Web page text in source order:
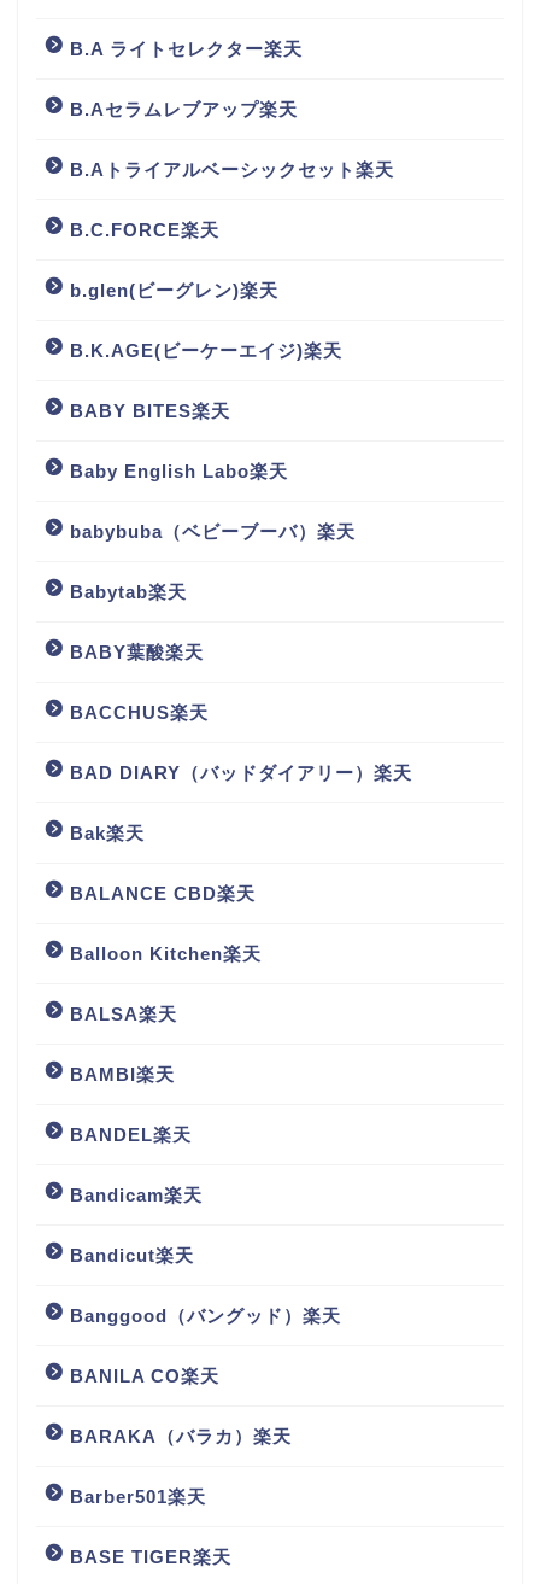
B.A ライトセレクター楽天
B.Aセラムレブアップ楽天
B.Aトライアルベーシックセット楽天
B.C.FORCE楽天
b.glen(ビーグレン)楽天
B.K.AGE(ビーケーエイジ)楽天
BABY BITES楽天
Baby English Labo楽天
babybuba（ベビーブーバ）楽天
Babytab楽天
BABY葉酸楽天
BACCHUS楽天
BAD DIARY（バッドダイアリー）楽天
Bak楽天
BALANCE CBD楽天
Balloon Kitchen楽天
BALSA楽天
BAMBI楽天
BANDEL楽天
Bandicam楽天
Bandicut楽天
Banggood（バングッド）楽天
BANILA CO楽天
BARAKA（バラカ）楽天
Barber501楽天
BASE TIGER楽天